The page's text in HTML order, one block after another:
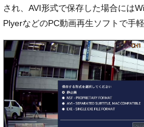
され、AVI形式で保存した場合には
PlyerなどのPC動画再生ソフトで手